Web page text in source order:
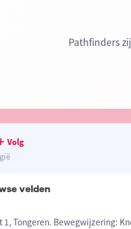
Pathfinders
Volg
velden
1, Tongeren. Bewegwijzering: